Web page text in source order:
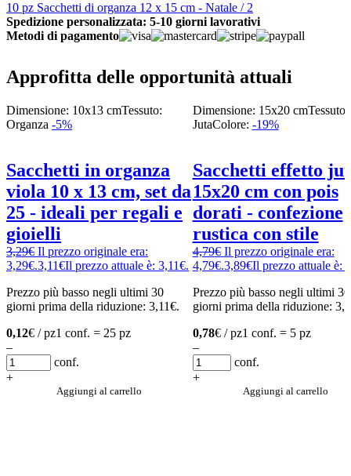
10 pz Sacchetti di organza 12 x 15 cm - Natale / 2
Spedizione personalizzata: 5-10 giorni lavorativi
Metodi di pagamento
Approfitta delle opportunità attuali
Dimensione: 10x13 cmTessuto:
Organza -5%
Sacchetti in organza
viola 10 x 13 cm, set da
25 - ideali per regali e
gioielli
3,29€ Il prezzo originale era:
3,29€.3,11€Il prezzo attuale è: 3,11€.
Prezzo più basso negli ultimi 30
giorni prima della riduzione: 3,11€.
0,12€ / pz1 conf. = 25 pz
–
conf.
+
Aggiungi al carrello
Dimensione: 15x20 cmTessuto:
JutaColore: -19%
Sacchetti effetto
15x20 cm con pois
dorati - confezione
rustica con stile
4,79€ Il prezzo originale era:
4,79€.3,89€Il prezzo attuale è:
Prezzo più basso negli ultimi 30
giorni prima della riduzione:
0,78€ / pz1 conf. = 5 pz
–
conf.
+
Aggiungi al carrello